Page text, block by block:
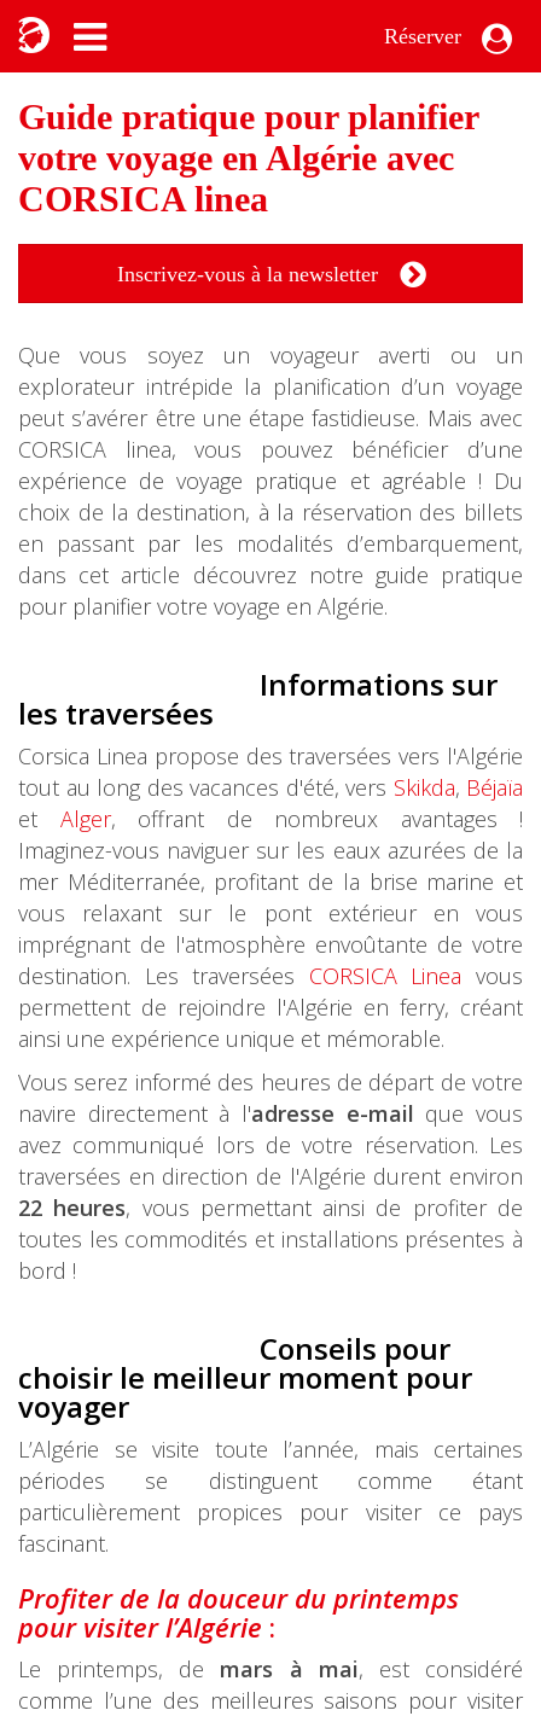
Réserver
Guide pratique pour planifier
votre voyage en Algérie avec
CORSICA linea
Inscrivez-vous à la newsletter
Que vous soyez un voyageur averti ou un
explorateur intrépide la planification d’un voyage
peut s’avérer être une étape fastidieuse. Mais avec
CORSICA linea, vous pouvez bénéficier d’une
expérience de voyage pratique et agréable ! Du
choix de la destination, à la réservation des billets
en passant par les modalités d’embarquement,
dans cet article découvrez notre guide pratique
pour planifier votre voyage en Algérie.
Informations sur
les traversées
Corsica Linea propose des traversées vers l'Algérie
tout au long des vacances d'été, vers Skikda, Béjaïa
et Alger, offrant de nombreux avantages !
Imaginez-vous naviguer sur les eaux azurées de la
mer Méditerranée, profitant de la brise marine et
vous relaxant sur le pont extérieur en vous
imprégnant de l'atmosphère envoûtante de votre
destination. Les traversées CORSICA Linea vous
permettent de rejoindre l'Algérie en ferry, créant
ainsi une expérience unique et mémorable.
Vous serez informé des heures de départ de votre
navire directement à l'adresse e-mail que vous
avez communiqué lors de votre réservation. Les
traversées en direction de l'Algérie durent environ
22 heures, vous permettant ainsi de profiter de
toutes les commodités et installations présentes à
bord !
Conseils pour
choisir le meilleur moment pour
voyager
L’Algérie se visite toute l’année, mais certaines
périodes se distinguent comme étant
particulièrement propices pour visiter ce pays
fascinant.
Profiter de la douceur du printemps
pour visiter l’Algérie :
Le printemps, de mars à mai, est considéré
comme l’une des meilleures saisons pour visiter